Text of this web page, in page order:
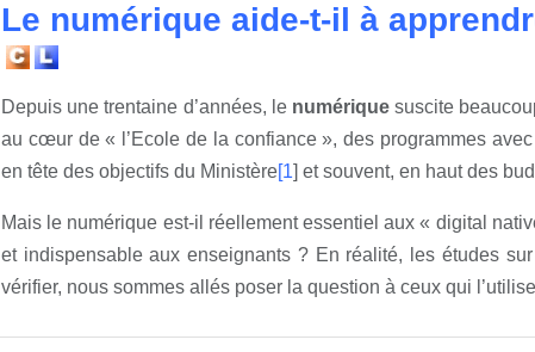
Le numérique aide-t-il à
Depuis une trentaine d’années, le numériquesuscite
au cœur de « l’Ecole de la confiance », des programmes
en tête des objectifs du Ministère[1] et souvent, en haut des
Mais le numérique est-il réellement essentiel aux « digital
et indispensable aux enseignants ? En réalité, les études
vérifier, nous sommes allés poser la question à ceux qui